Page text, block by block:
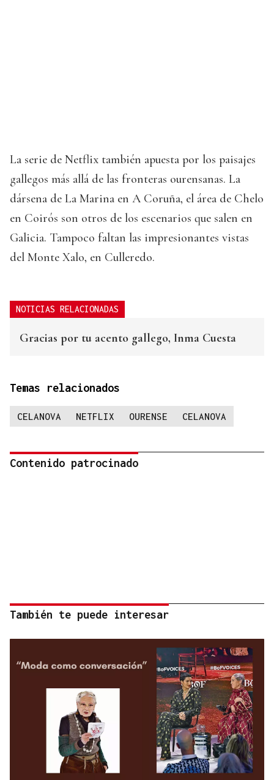
La serie de Netflix también apuesta por los paisajes
gallegos más allá de las fronteras ourensanas. La
dársena de La Marina en A Coruña, el área de Chelo
en Coirós son otros de los escenarios que salen en
Galicia. Tampoco faltan las impresionantes vistas
del Monte Xalo, en Culleredo.
NOTICIAS RELACIONADAS
Gracias por tu acento gallego, Inma Cuesta
Temas relacionados
CELANOVA NETFLIX OURENSE CELANOVA
Contenido patrocinado
También te puede interesar